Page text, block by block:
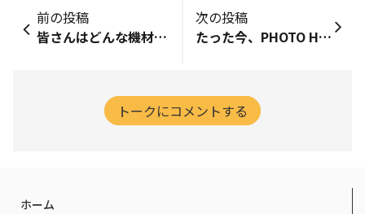
前の投稿
皆さんはどんな機材で撮影してますか？ ここではNikon製品を使われていると思いますが・・ 私は ・Z 6III 、Z50とレンズ数本：撮影全般 ・360°カメラ『Insta360 X4』：スキーやハイキング、水中等 ・防水タフコンデジ『TG-6』『W300』：激しい水遊びや水中用 ・スマホ『galaxy z fold７』：撮影全般 ・スマホ『galaxy s22』：ぶっ壊れてもいいひどい環境で使用 PHOTO HUBで楽しくNikon製品で撮影した写真を紹介しておりますが別のSNSでは全ての機材で旅行や絶景写真を紹介して楽しい撮影ライフを満喫してます♪色々な機材で遊んでいると高級機の懐の深さを感じますね✨️ 浮気者と言われるかのしれませんが私にとってのカメラは旅の相棒でミラーレスだけでなくコンデジやスマホでもOKなのです😊（必ずNikonのミラーレスは持っていますが） 添付写真はW300（Nikonの防水コンデジ）にて水中でサメを撮影したものです。 人生、長いのか短いのか分かりませんが皆さん楽しく写真撮影ができたら嬉しいなーと思います❗️ （いじめられちゃいそうな投稿しちゃいましたが優しくしてもらうと嬉しいな・・😅）
次の投稿
たった今、PHOTO HUB写真展に展示していただいた拙作を受け取りました。ありがとうございます。 次回の写真展にも選ばれるよう精進せねば、と決意をあらたにしたところです😉
トークにコメントする
ホーム